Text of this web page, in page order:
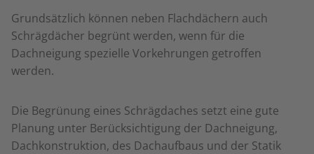
Grundsätzlich können neben Flachdächern auch
Schrägdächer begrünt werden, wenn für die
Dachneigung spezielle Vorkehrungen getroffen
werden.
Die Begrünung eines Schrägdaches setzt eine gute
Planung unter Berücksichtigung der Dachneigung,
Dachkonstruktion, des Dachaufbaus und der Statik